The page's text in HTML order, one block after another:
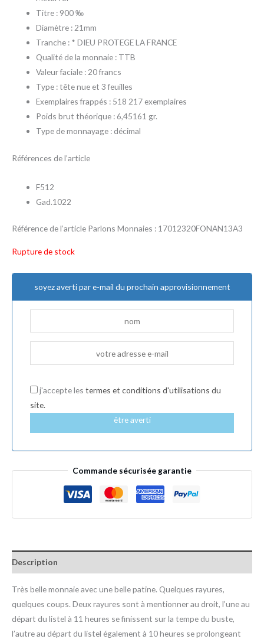
Titre : 900 ‰
Diamètre : 21mm
Tranche : * DIEU PROTEGE LA FRANCE
Qualité de la monnaie : TTB
Valeur faciale : 20 francs
Type : tête nue et 3 feuilles
Exemplaires frappés : 518 217 exemplaires
Poids brut théorique : 6,45161 gr.
Type de monnayage : décimal
Références de l’article
F512
Gad.1022
Référence de l’article Parlons Monnaies : 17012320FONAN13A3
Rupture de stock
soyez averti par e-mail du prochain approvisionnement
j'accepte les termes et conditions d'utilisations du
site.
être averti
Commande sécurisée garantie
Description
Très belle monnaie avec une belle patine. Quelques rayures,
quelques coups. Deux rayures sont à mentionner au droit, l’une au
départ du listel à 11 heures se finissent sur la tempe du buste,
l’autre au départ du listel également à 10 heures se prolongeant